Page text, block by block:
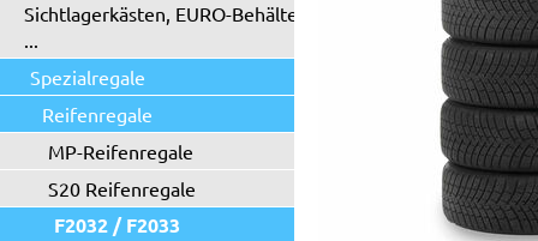
Sichtlagerkästen, EURO-Behälter
...
Spezialregale
Reifenregale
MP-Reifenregale
S20 Reifenregale
F2032 / F2033